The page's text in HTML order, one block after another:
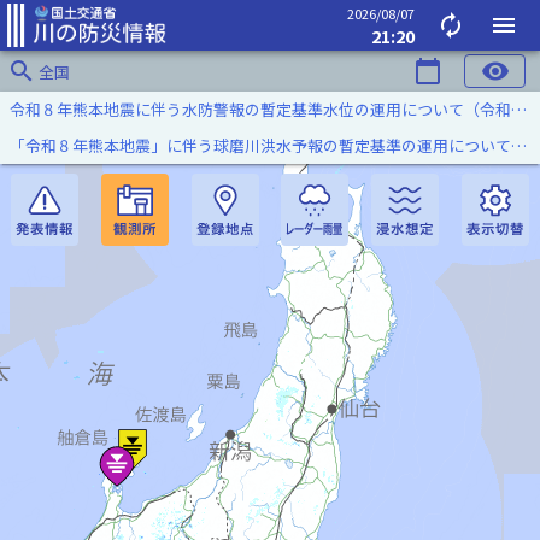
2026/08/07
21:20 autorenew
menu
search 全国 calendar_today visibility
令和８年熊本地震に伴う水防警報の暫定基準水位の運用について（令和８年８月７日）
「令和８年熊本地震」に伴う球磨川洪水予報の暫定基準の運用について（令和８年８月５日）